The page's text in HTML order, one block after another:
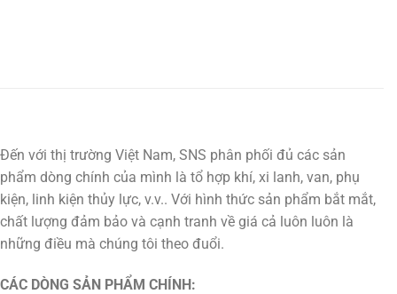
Đến với thị trường Việt Nam, SNS phân phối đủ các sản
phẩm dòng chính của mình là tổ hợp khí, xi lanh, van, phụ
kiện, linh kiện thủy lực, v.v.. Với hình thức sản phẩm bắt mắt,
chất lượng đảm bảo và cạnh tranh về giá cả luôn luôn là
những điều mà chúng tôi theo đuổi.
CÁC DÒNG SẢN PHẨM CHÍNH: